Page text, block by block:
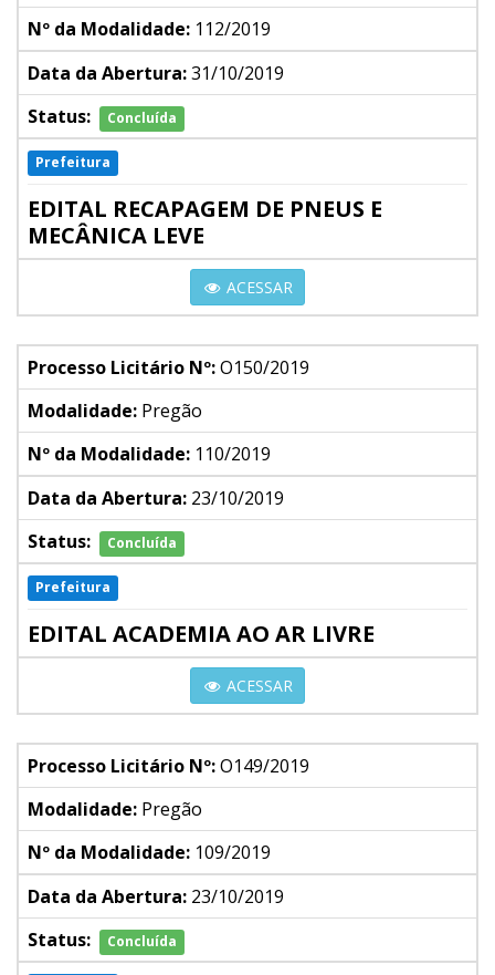
Nº da Modalidade: 112/2019
Data da Abertura:31/10/2019
Status:
Concluída
Prefeitura
EDITAL RECAPAGEM DE PNEUS E
MECÂNICA LEVE
ACESSAR
Processo Licitário Nº:O150/2019
Modalidade: Pregão
Nº da Modalidade: 110/2019
Data da Abertura: 23/10/2019
Status:
Concluída
Prefeitura
EDITAL ACADEMIA AO AR LIVRE
ACESSAR
Processo Licitário Nº:O149/2019
Modalidade: Pregão
Nº da Modalidade: 109/2019
Data da Abertura: 23/10/2019
Status:
Concluída